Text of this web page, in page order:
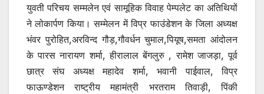
युवती परिचय सम्मलेन एवं सामूहिक विवाह पेम्पलेट का अतिथियों
ने लोकार्पण किया। सम्मेलन में विप्र फाउंडेशन के जिला अध्यक्ष
भंवर पुरोहित,अरविन्द गौड़,गौवर्धन चुमाल,पियूष,समता आंदोलन
के पारस नारायण शर्मा, हीरालाल बेंगलुरु , रामेश जाजड़ा, पूर्व
छात्र संघ अध्यक्ष महादेव शर्मा, भवानी पाईवाल, विप्र
फाऊण्डेशन राष्ट्रीय महामंत्री भरतराम तिवाड़ी, पिंकी